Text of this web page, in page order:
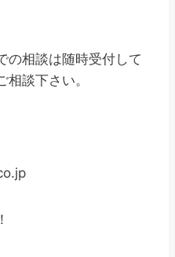
の相談は随時受付して
談下さい。